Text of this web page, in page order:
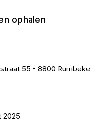
ophalen
55 - 8800 Rumbeke
2025